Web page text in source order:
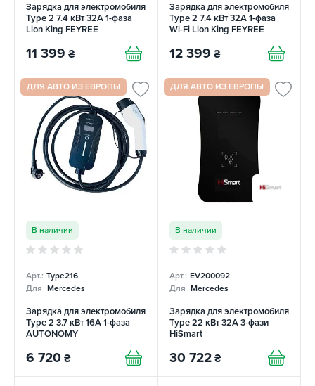
Зарядка для электромобиля
Type 2 7.4 кВт 32А 1-фаза
Lion King FEYREE
11 399 ₴
Зарядка для электромобиля
Type 2 7.4 кВт 32А 1-фаза
Wi-Fi Lion King FEYREE
12 399 ₴
ДЛЯ АВТО ИЗ ЕВРОПЫ
В наличии
Арт.: Type216
Для Mercedes
Зарядка для электромобиля
Type 2 3.7 кВт 16А 1-фаза
AUTONOMY
6 720 ₴
ДЛЯ АВТО ИЗ ЕВРОПЫ
В наличии
Арт.: EV200092
Для Mercedes
Зарядка для электромобиля
Type 22 кВт 32A 3-фази
HiSmart
30 722 ₴